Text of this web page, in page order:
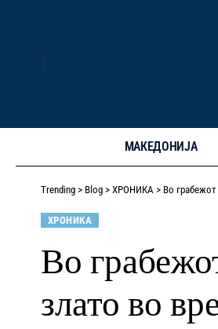
МАКЕДОНИЈА
Trending > Blog > ХРОНИКА > Во
ХРОНИКА
Во
злато во